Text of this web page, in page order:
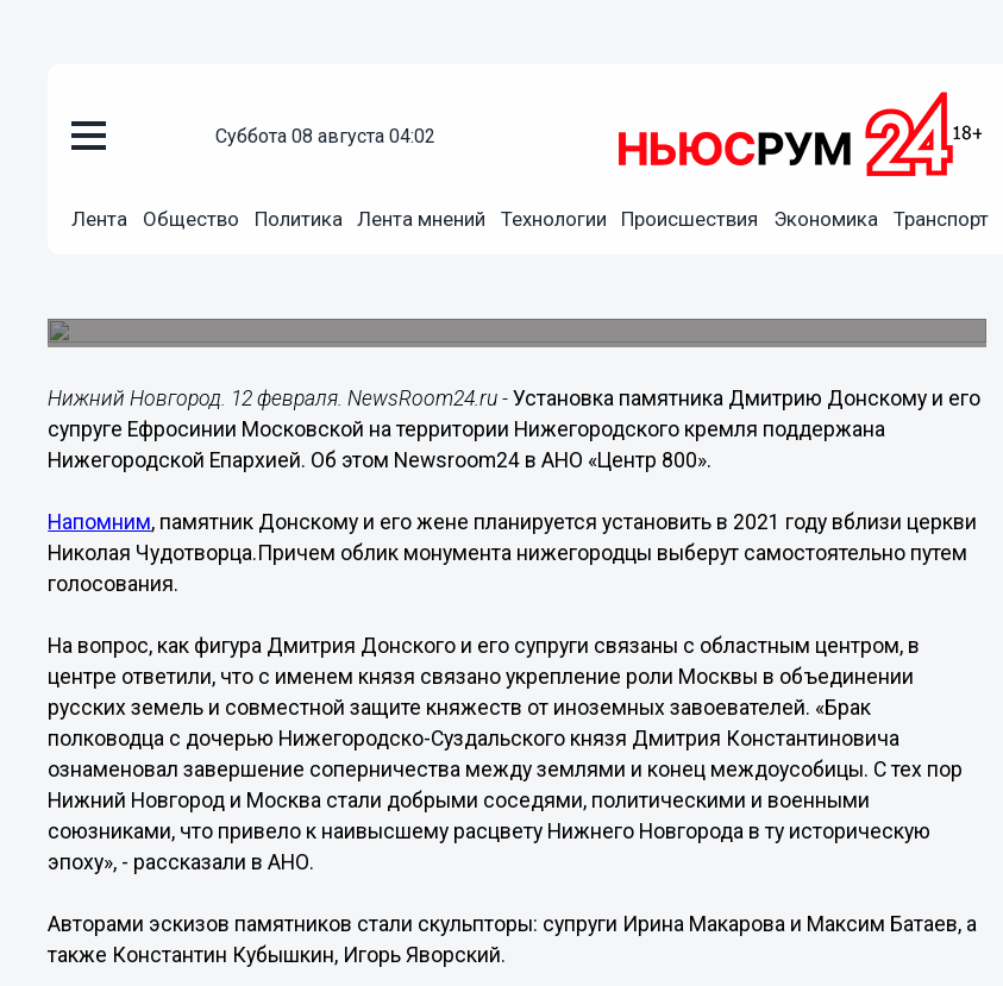
суббота 08 августа 04:02
Лента Общество Политика Лента мнений Технологии Происшествия Экономика Транспорт
«Центр 800» объяснил установку памятника Дмитрию
Нижний Новгород. 12 февраля. NewsRoom24.ru -Установка памятника Дмитрию Донскому и его
супруге Ефросинии Московской на территории Нижегородского кремля поддержана
Нижегородской Епархией. Об этом Newsroom24 в АНО «Центр 800».
Напомним, памятник Донскому и его жене планируется установить в 2021 году вблизи церкви
Николая Чудотворца.Причем облик монумента нижегородцы выберут самостоятельно путем
голосования.
На вопрос, как фигура Дмитрия Донского и его супруги связаны с областным центром, в
центре ответили, что с именем князя связано укрепление роли Москвы в объединении
русских земель и совместной защите княжеств от иноземных завоевателей. «Брак
полководца с дочерью Нижегородско-Суздальского князя Дмитрия Константиновича
ознаменовал завершение соперничества между землями и конец междоусобицы. С тех пор
Нижний Новгород и Москва стали добрыми соседями, политическими и военными
союзниками, что привело к наивысшему расцвету Нижнего Новгорода в ту историческую
эпоху», - рассказали в АНО.
Авторами эскизов памятников стали скульпторы: супруги Ирина Макарова и Максим Батаев, а
также Константин Кубышкин, Игорь Яворский.